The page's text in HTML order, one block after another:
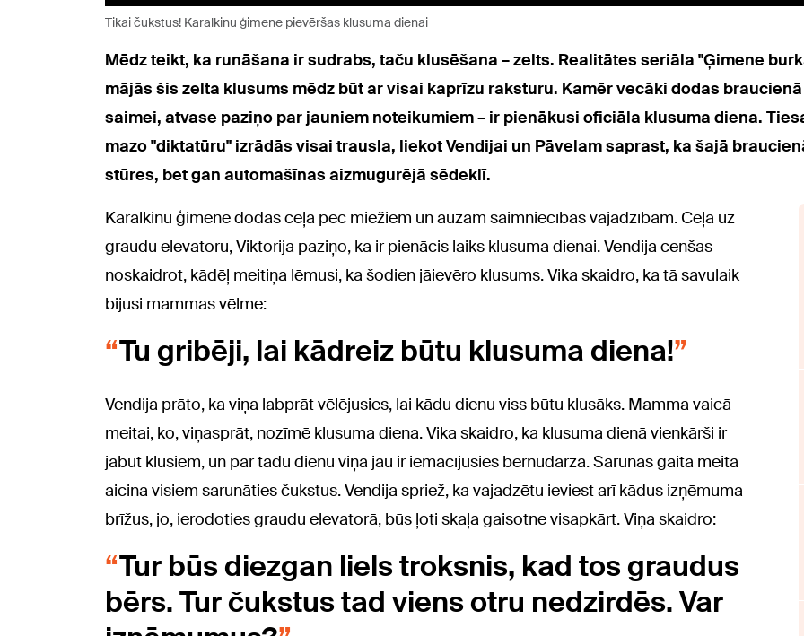
Tikai čukstus! Karalkinu ģimene pievēršas klusuma dienai
Mēdz teikt, ka runāšana ir sudrabs, taču klusēšana – zelts. Realitātes seriāla "Ģimene
mājās šis zelta klusums mēdz būt ar visai kaprīzu raksturu. Kamēr vecāki dodas
saimei, atvase paziņo par jauniem noteikumiem – ir pienākusi oficiāla klusuma diena.
mazo "diktatūru" izrādās visai trausla, liekot Vendijai un Pāvelam saprast, ka šajā
stūres, bet gan automašīnas aizmugurējā sēdeklī.
Karalkinu ģimene dodas ceļā pēc miežiem un auzām saimniecības vajadzībām. Ceļā uz
graudu elevatoru, Viktorija paziņo, ka ir pienācis laiks klusuma dienai. Vendija cenšas
noskaidrot, kādēļ meitiņa lēmusi, ka šodien jāievēro klusums. Vika skaidro, ka tā savulaik
bijusi mammas vēlme:
Tu gribēji, lai kādreiz būtu klusuma diena!
Vendija prāto, ka viņa labprāt vēlējusies, lai kādu dienu viss būtu klusāks. Mamma vaicā
meitai, ko, viņasprāt, nozīmē klusuma diena. Vika skaidro, ka klusuma dienā vienkārši ir
jābūt klusiem, un par tādu dienu viņa jau ir iemācījusies bērnudārzā. Sarunas gaitā meita
aicina visiem sarunāties čukstus. Vendija spriež, ka vajadzētu ieviest arī kādus izņēmuma
brīžus, jo, ierodoties graudu elevatorā, būs ļoti skaļa gaisotne visapkārt. Viņa skaidro:
Tur būs diezgan liels troksnis, kad tos graudus
bērs. Tur čukstus tad viens otru nedzirdēs. Var